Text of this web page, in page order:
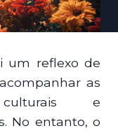
um reflexo de
as
e
No entanto, o